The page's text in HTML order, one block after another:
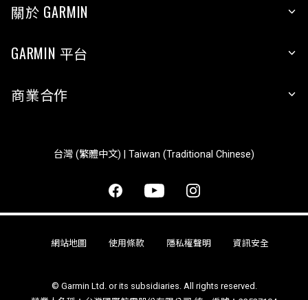
關於 GARMIN
GARMIN 平台
商業合作
台灣 (繁體中文) | Taiwan (Traditional Chinese)
© Garmin Ltd. or its subsidiaries. All rights reserved.
網站地圖 使用條款 隱私權聲明 資訊安全